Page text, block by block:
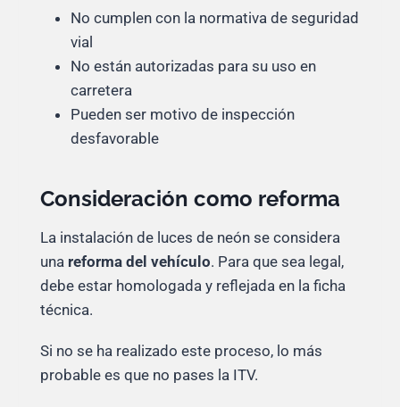
No cumplen con la normativa de seguridad
vial
No están autorizadas para su uso en
carretera
Pueden ser motivo de inspección
desfavorable
Consideración como reforma
La instalación de luces de neón se considera
una reforma del vehículo. Para que sea legal,
debe estar homologada y reflejada en la ficha
técnica.
Si no se ha realizado este proceso, lo más
probable es que no pases la ITV.